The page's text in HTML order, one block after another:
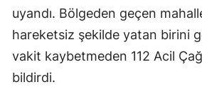
uyandı. Bölgeden geçen
hareketsiz şekilde yatan birini
vakit kaybetmeden 112 Acil
bildirdi.